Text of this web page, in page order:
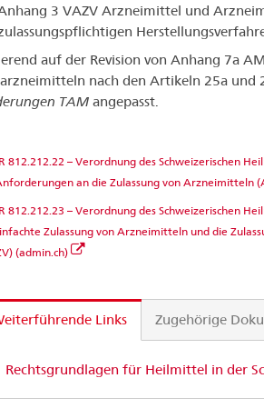
3 VAZV Arzneimittel und
auf der Revision von Anhang 7a
nach den Artikeln 25a und
TAMangepasst.
812.212.22 – Verordnung des Schweizerischen
an die Zulassung von Arzneimitteln
812.212.23 – Verordnung des Schweizerischen
Zulassung von Arzneimitteln und die
(admin.ch)
Links Zugehörige
Rechtsgrundlagen für Heilmittel in der